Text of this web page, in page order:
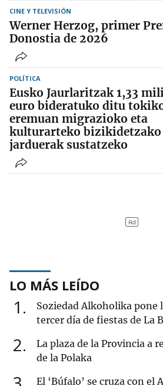
CINE Y TELEVISIÓN
Werner Herzog, primer
Donostia de 2026
POLÍTICA
Eusko Jaurlaritzak 1,33
euro bideratuko ditu
eremuan migrazioko eta
kulturarteko bizikidetzako
jarduerak sustatzeko
LO MÁS LEÍDO
1
Soziedad Alkoholika pone
tercer día de fiestas de La
2
La plaza de la Provincia a
de la Polaka
El ‘Búfalo’ se cruza con el